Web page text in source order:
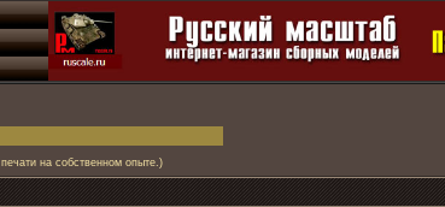
на собственном опыте.)